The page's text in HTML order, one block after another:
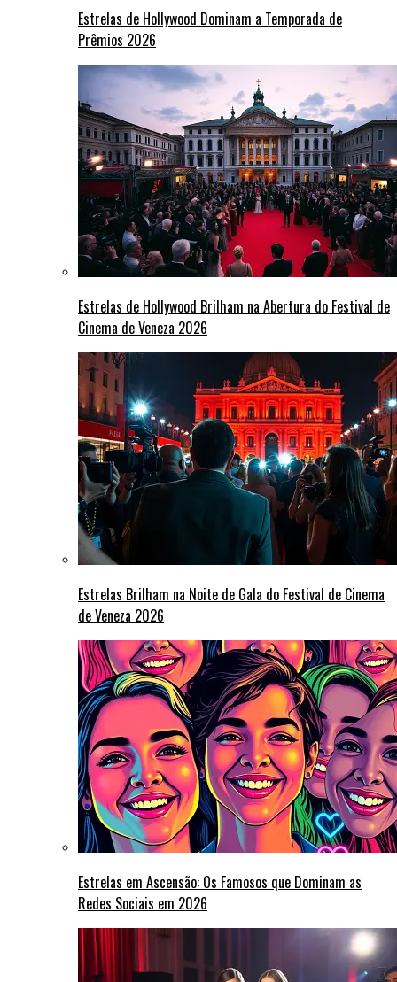
Estrelas de Hollywood Dominam a Temporada de
Prêmios 2026
Estrelas de Hollywood Brilham na Abertura do Festival de
Cinema de Veneza 2026
Estrelas Brilham na Noite de Gala do Festival de Cinema
de Veneza 2026
Estrelas em Ascensão: Os Famosos que Dominam as
Redes Sociais em 2026